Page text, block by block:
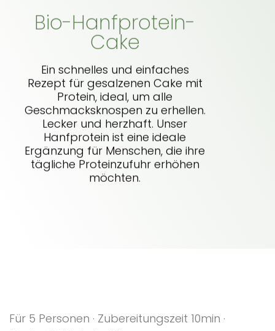
Bio-Hanfprotein-
Cake
Ein schnelles und einfaches
Rezept für gesalzenen Cake mit
Protein, ideal, um alle
Geschmacksknospen zu erhellen.
Lecker und herzhaft. Unser
Hanfprotein ist eine ideale
Ergänzung für Menschen, die ihre
tägliche Proteinzufuhr erhöhen
möchten.
Für 5 Personen · Zubereitungszeit 10min ·